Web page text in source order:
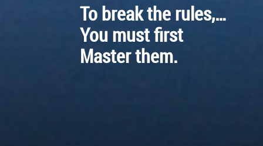
To break the rules,…
You must first
Master them.